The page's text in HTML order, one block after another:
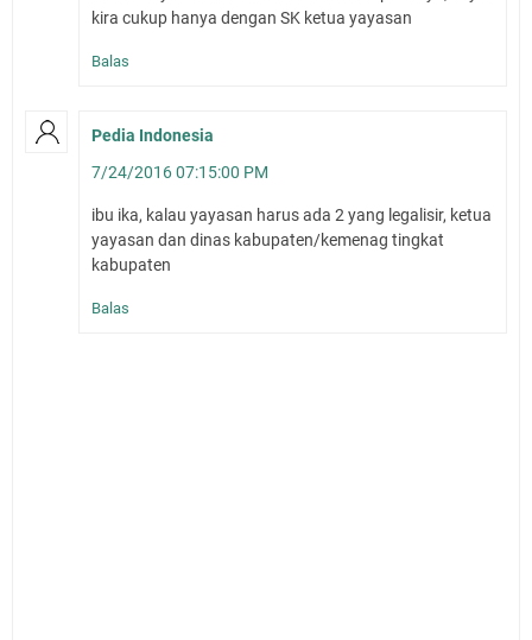
kira cukup hanya dengan SK ketua yayasan
Balas
Pedia Indonesia
7/24/2016 07:15:00 PM
ibu ika, kalau yayasan harus ada 2 yang legalisir, ketua
yayasan dan dinas kabupaten/kemenag tingkat
kabupaten
Balas